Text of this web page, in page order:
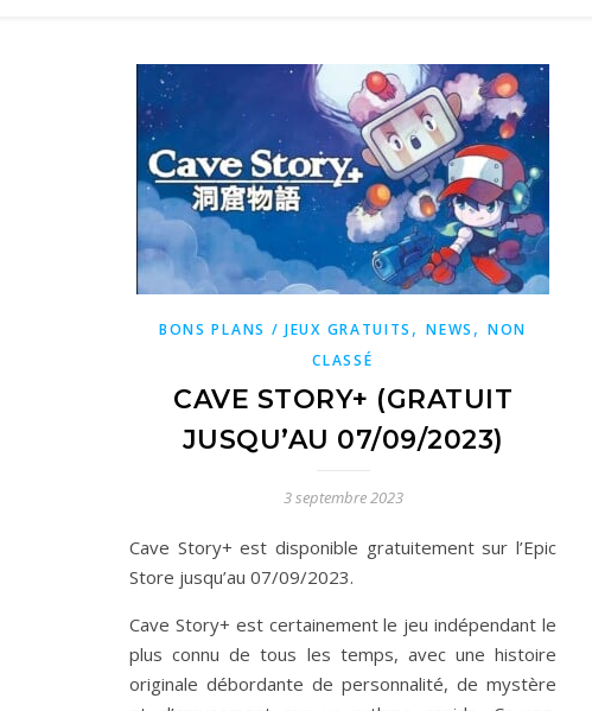
BONS PLANS / JEUX GRATUITS ,NEWS , NON
CLASSÉ
CAVE STORY+ (GRATUIT
JUSQU’AU 07/09/2023)
3 septembre 2023
Cave Story+ est disponible gratuitement sur l’Epic
Store jusqu’au 07/09/2023.
Cave Story+ est certainement le jeu indépendant le
plus connu de tous les temps, avec une histoire
originale débordante de personnalité, de mystère